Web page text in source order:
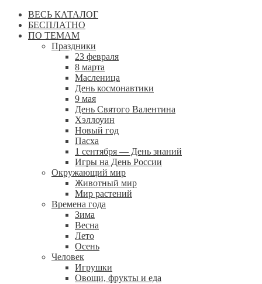
ВЕСЬ КАТАЛОГ
БЕСПЛАТНО
ПО ТЕМАМ
Праздники
23 февраля
8 марта
Масленица
День космонавтики
9 мая
День Святого Валентина
Хэллоуин
Новый год
Пасха
1 сентября — День знаний
Игры на День России
Окружающий мир
Животный мир
Мир растений
Времена года
Зима
Весна
Лето
Осень
Человек
Игрушки
Овощи, фрукты и еда